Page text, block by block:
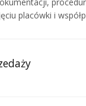
placówki i